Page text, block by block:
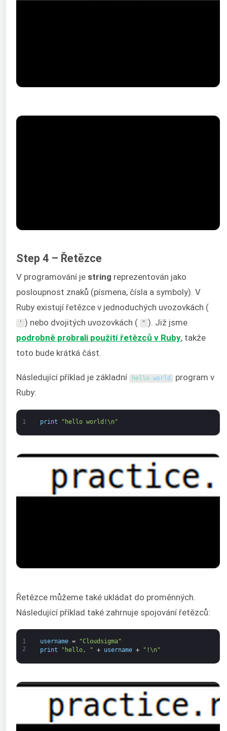
Step 4 – Řetězce
V programování je string reprezentován jako
posloupnost znaků (písmena, čísla a symboly). V
Ruby existují řetězce v jednoduchých uvozovkách (
' ) nebo dvojitých uvozovkách ( " ). Již jsme
podrobně probrali použití řetězců v Ruby, takže
toto bude krátká část.
Následující příklad je základní hello world program v
Ruby:
1 print "hello world!\n"
Řetězce můžeme také ukládat do proměnných.
Následující příklad také zahrnuje spojování řetězců:
1
2
username =
"Cloudsigma"
print
"hello, " + username + "!\n"